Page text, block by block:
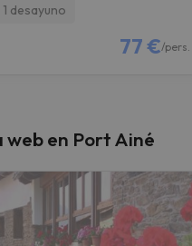
desayuno
77 €/pers.
en Port Ainé